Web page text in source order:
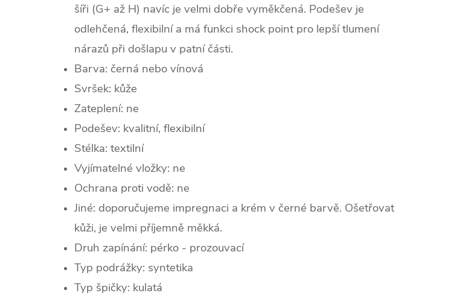
šíři (G+ až H) navíc je velmi dobře vyměkčená. Podešev je
odlehčená, flexibilní a má funkci shock point pro lepší tlumení
nárazů při došlapu v patní části.
Barva: černá nebo vínová
Svršek: kůže
Zateplení: ne
Podešev: kvalitní, flexibilní
Stélka: textilní
Vyjímatelné vložky: ne
Ochrana proti vodě: ne
Jiné: doporučujeme impregnaci a krém v černé barvě. Ošetřovat
kůži, je velmi příjemně měkká.
Druh zapínání: pérko - prozouvací
Typ podrážky: syntetika
Typ špičky: kulatá